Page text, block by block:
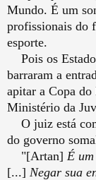
Mundo. É um
profissionais do
esporte.
Pois os
barraram a
apitar a Copa
Ministério da
O juiz está
do governo
"[Artan] É
[...] Negar sua